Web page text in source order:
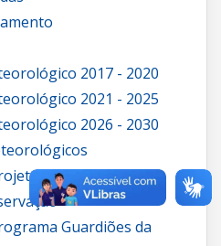
2017 - 2020
2021 - 2025
2026 - 2030
de carbono em
Guardiões da